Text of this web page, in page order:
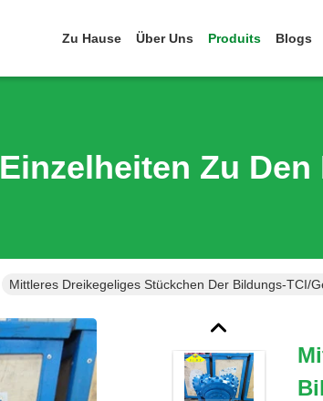
Zu Hause Über Uns Produits Blogs
Einzelheiten Zu
Mittleres Dreikegeliges Stückchen Der Bildungs-TCI/